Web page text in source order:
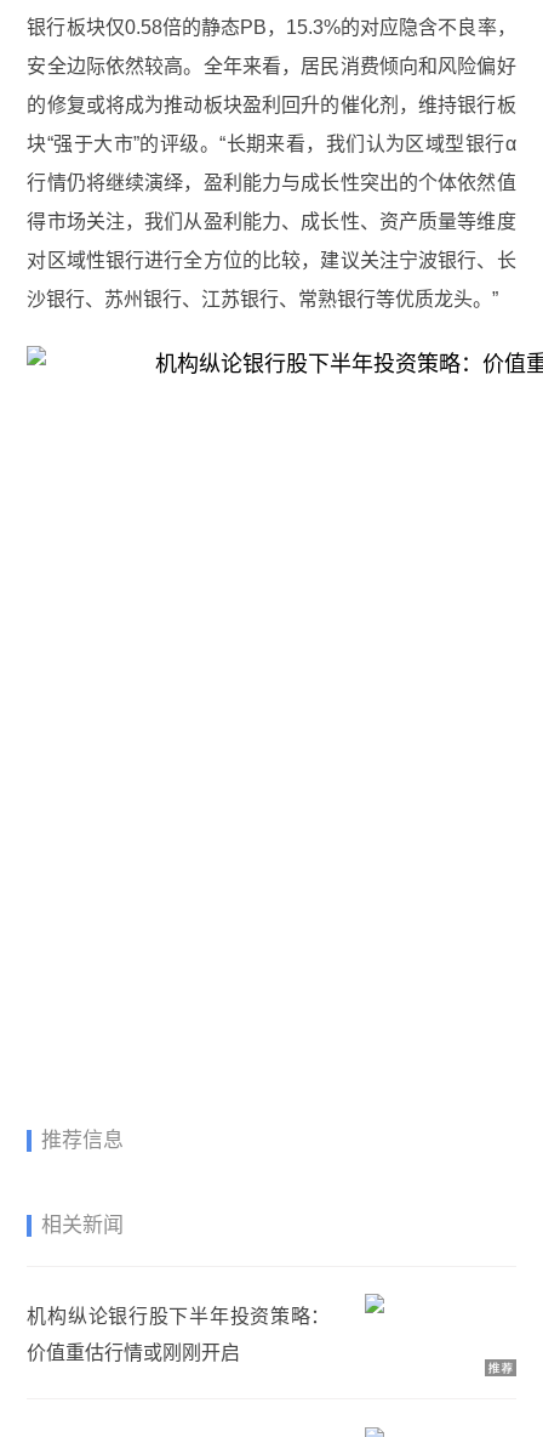
银行板块仅0.58倍的静态PB，15.3%的对应隐含不良率，
安全边际依然较高。全年来看，居民消费倾向和风险偏好
的修复或将成为推动板块盈利回升的催化剂，维持银行板
块“强于大市”的评级。“长期来看，我们认为区域型银行α
行情仍将继续演绎，盈利能力与成长性突出的个体依然值
得市场关注，我们从盈利能力、成长性、资产质量等维度
对区域性银行进行全方位的比较，建议关注宁波银行、长
沙银行、苏州银行、江苏银行、常熟银行等优质龙头。”
推荐信息
相关新闻
机构纵论银行股下半年投资策略：
价值重估行情或刚刚开启